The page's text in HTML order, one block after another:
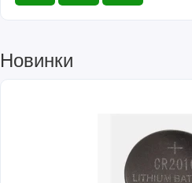
Новинки